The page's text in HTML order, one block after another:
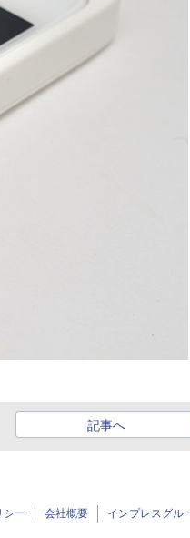
記事へ
シー 会社概要 インプレスグル